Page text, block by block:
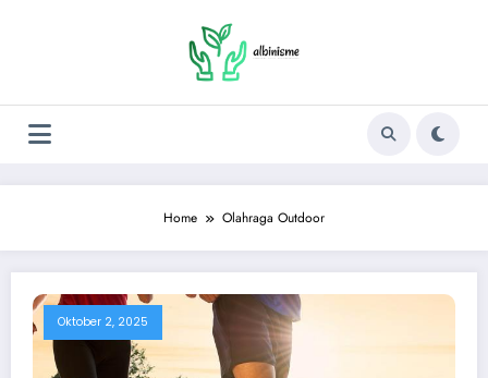
Home Olahraga Outdoor
Oktober 2, 2025